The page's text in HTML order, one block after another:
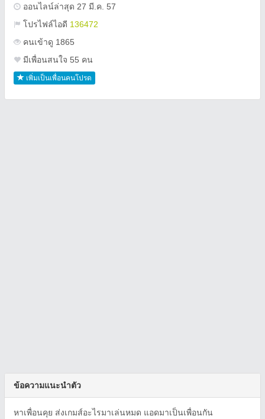
ออนไลน์ล่าสุด 27 มี.ค. 57
โปรไฟล์ไอดี 136472
คนเข้าดู 1865
มีเพื่อนสนใจ 55 คน
เพิ่มเป็นเพื่อนคนโปรด
ข้อความแนะนำตัว
หาเพื่อนคุย ส่งเกมส์อะไรมาเล่นหมด แอดมาเป็นเพื่อนกัน